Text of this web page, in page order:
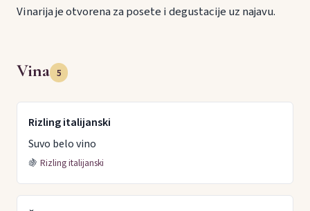
Vinarija je otvorena za posete i degustacije uz najavu.
Vina 5
Rizling italijanski
Suvo belo vino
🍇 Rizling italijanski